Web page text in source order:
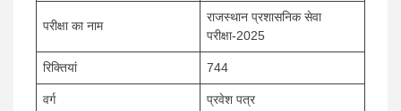
परीक्षा का नाम
राजस्थान प्रशासनिक सेवा
परीक्षा-2025
रिक्तियां 744
वर्ग प्रवेश पत्र